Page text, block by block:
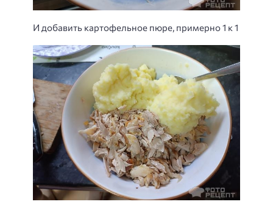
И добавить картофельное пюре, примерно 1 к 1